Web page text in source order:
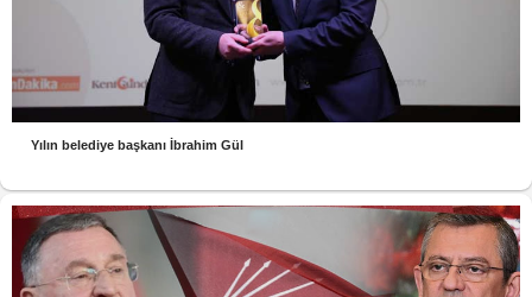
Yılın belediye başkanı İbrahim Gül